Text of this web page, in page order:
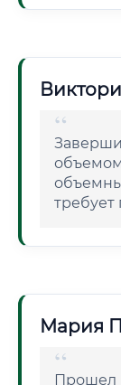
объемом
требует
Мария